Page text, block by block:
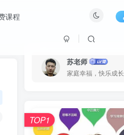
课程
苏老师
家庭幸福，快乐成长
TOP1